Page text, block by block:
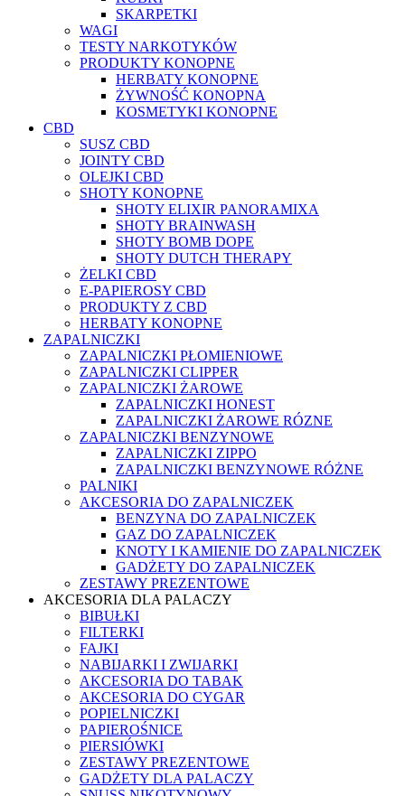
SKARPETKI
WAGI
TESTY NARKOTYKÓW
PRODUKTY KONOPNE
HERBATY KONOPNE
ŻYWNOŚĆ KONOPNA
KOSMETYKI KONOPNE
CBD
SUSZ CBD
JOINTY CBD
OLEJKI CBD
SHOTY KONOPNE
SHOTY ELIXIR PANORAMIXA
SHOTY BRAINWASH
SHOTY BOMB DOPE
SHOTY DUTCH THERAPY
ŻELKI CBD
E-PAPIEROSY CBD
PRODUKTY Z CBD
HERBATY KONOPNE
ZAPALNICZKI
ZAPALNICZKI PŁOMIENIOWE
ZAPALNICZKI CLIPPER
ZAPALNICZKI ŻAROWE
ZAPALNICZKI HONEST
ZAPALNICZKI ŻAROWE RÓZNE
ZAPALNICZKI BENZYNOWE
ZAPALNICZKI ZIPPO
ZAPALNICZKI BENZYNOWE RÓŻNE
PALNIKI
AKCESORIA DO ZAPALNICZEK
BENZYNA DO ZAPALNICZEK
GAZ DO ZAPALNICZEK
KNOTY I KAMIENIE DO ZAPALNICZEK
GADŻETY DO ZAPALNICZEK
ZESTAWY PREZENTOWE
AKCESORIA DLA PALACZY
BIBUŁKI
FILTERKI
FAJKI
NABIJARKI I ZWIJARKI
AKCESORIA DO TABAK
AKCESORIA DO CYGAR
POPIELNICZKI
PAPIEROŚNICE
PIERSIÓWKI
ZESTAWY PREZENTOWE
GADŻETY DLA PALACZY